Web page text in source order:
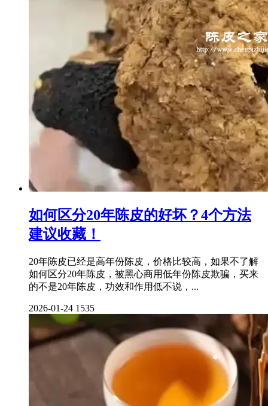
如何区分20年陈皮的好坏？4个方法
建议收藏！
20年陈皮已经是高年份陈皮，价格比较高，如果不了解
如何区分20年陈皮，被黑心商用低年份陈皮欺骗，买来
的不是20年陈皮，功效和作用低不说，...
2026-01-24 1535